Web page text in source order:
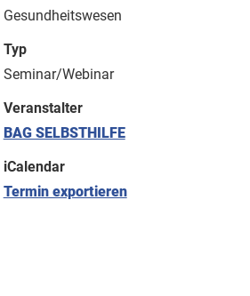
Gesundheitswesen
Typ
Seminar/Webinar
Veranstalter
BAG SELBSTHILFE
iCalendar
Termin exportieren